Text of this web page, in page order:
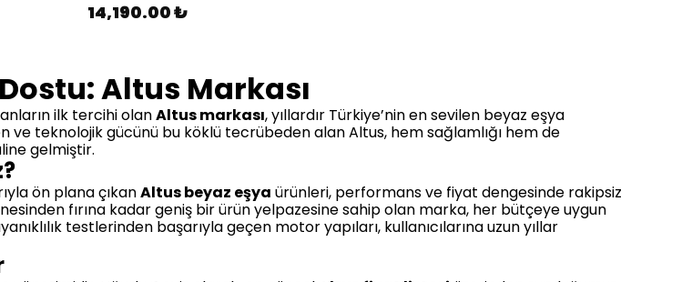
14,190.00 ₺
Altus Markası
ilk tercihi olanAltus markası, yıllardır Türkiye’nin en sevilen beyaz eşya
ve teknolojik gücünü bu köklü tecrübeden alan Altus, hem sağlamlığı hem de
gelmiştir.
ön plana çıkanAltus beyaz eşya ürünleri, performans ve fiyat dengesinde rakipsiz
fırına kadar geniş bir ürün yelpazesine sahip olan marka, her bütçeye uygun
testlerinden başarıyla geçen motor yapıları, kullanıcılarına uzun yıllar